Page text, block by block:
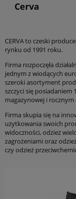
Cerva
CERVA to czeski
rynku od 1991 roku.
Firma rozpoczęła
jednym z wiodących
szeroki asortyment
szczyci się posiadaniem
magazynowej i
Firma skupia się na
użytkowania swoich
widoczności, odzież
zagrożeniami oraz
czy odzież